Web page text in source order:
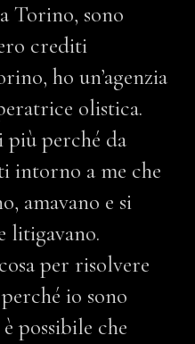
Torino, sono
crediti
ho un’agenzia
olistica.
perché da
intorno a me che
amavano e si
litigavano.
per risolvere
io sono
possibile che